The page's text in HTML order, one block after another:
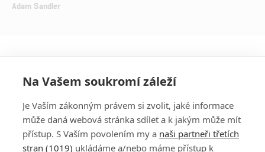
Adam Sandler
Na Vašem soukromí záleží
Je Vaším zákonným právem si zvolit, jaké informace
může daná webová stránka sdílet a k jakým může mít
přístup. S Vaším povolením my a naši partneři třetích
stran (1019) ukládáme a/nebo máme přístup k